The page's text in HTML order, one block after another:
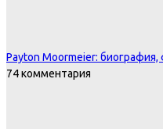
Payton Moormeier:
74 комментария